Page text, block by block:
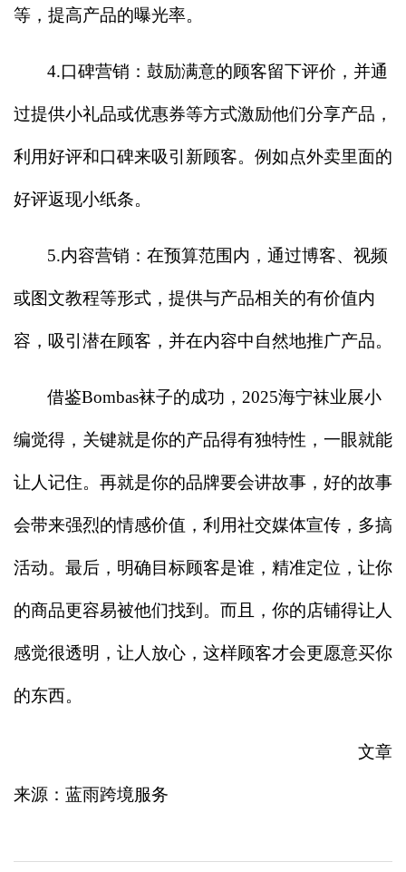
等，提高产品的曝光率。
4.口碑营销：鼓励满意的顾客留下评价，并通
过提供小礼品或优惠券等方式激励他们分享产品，
利用好评和口碑来吸引新顾客。例如点外卖里面的
好评返现小纸条。
5.内容营销：在预算范围内，通过博客、视频
或图文教程等形式，提供与产品相关的有价值内
容，吸引潜在顾客，并在内容中自然地推广产品。
借鉴Bombas袜子的成功，2025海宁袜业展小
编觉得，关键就是你的产品得有独特性，一眼就能
让人记住。再就是你的品牌要会讲故事，好的故事
会带来强烈的情感价值，利用社交媒体宣传，多搞
活动。最后，明确目标顾客是谁，精准定位，让你
的商品更容易被他们找到。而且，你的店铺得让人
感觉很透明，让人放心，这样顾客才会更愿意买你
的东西。
文章
来源：蓝雨跨境服务